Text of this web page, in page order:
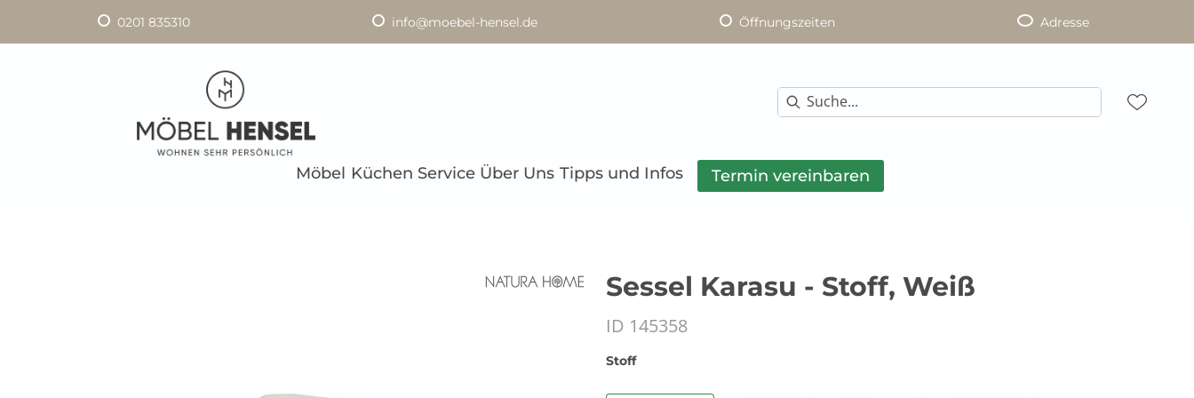
0201 835310 info@moebel-hensel.de Öffnungszeiten Adresse
Möbel Küchen Service Über Uns Tipps und Infos Termin vereinbaren
Sessel Karasu - Stoff, Weiß
ID 145358
Stoff